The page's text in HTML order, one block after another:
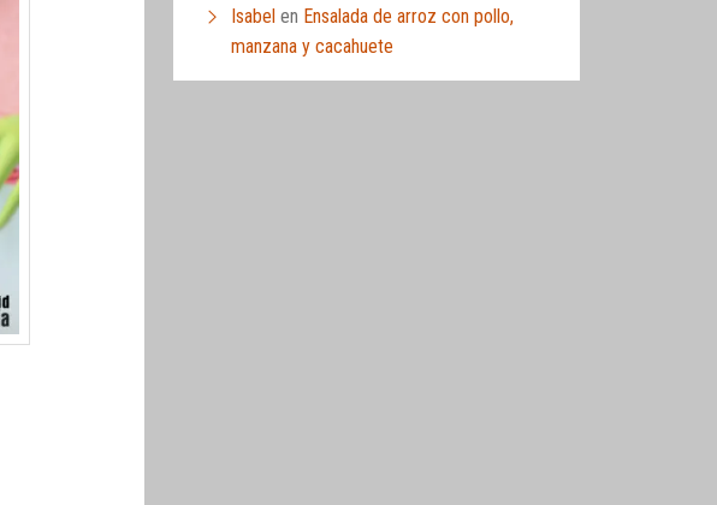
Isabel en Ensalada de arroz con pollo,
manzana y cacahuete